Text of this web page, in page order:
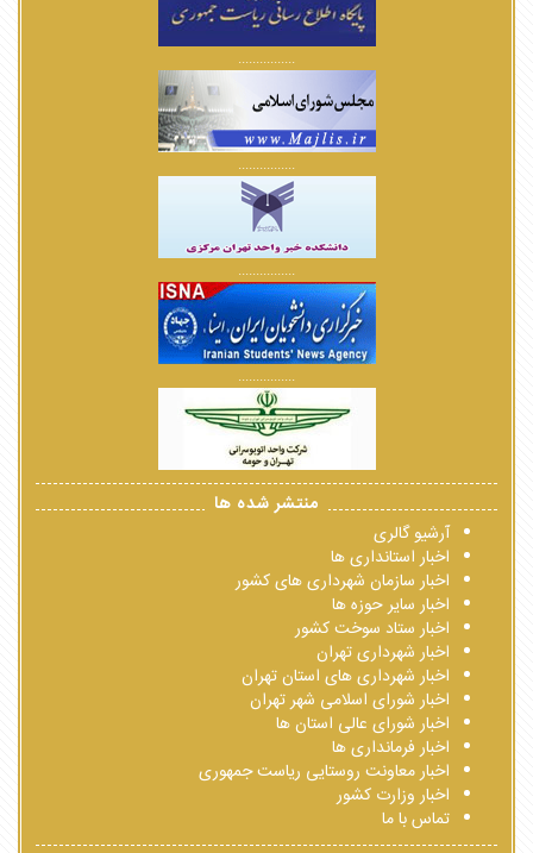
................
................
................
................
منتشر شده ها
آرشیو گالری
اخبار استانداری ها
اخبار سازمان شهرداری های کشور
اخبار سایر حوزه ها
اخبار ستاد سوخت کشور
اخبار شهرداری تهران
اخبار شهرداری های استان تهران
اخبار شورای اسلامی شهر تهران
اخبار شورای عالی استان ها
اخبار فرمانداری ها
اخبار معاونت روستایی ریاست جمهوری
اخبار وزارت کشور
تماس با ما